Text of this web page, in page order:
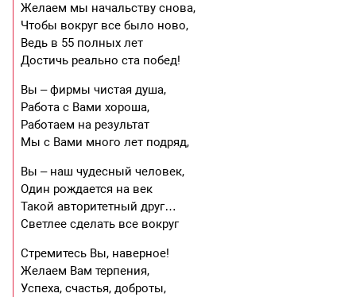
Желаем мы начальству снова,
Чтобы вокруг все было ново,
Ведь в 55 полных лет
Достичь реально ста побед!
Вы – фирмы чистая душа,
Работа с Вами хороша,
Работаем на результат
Мы с Вами много лет подряд,
Вы – наш чудесный человек,
Один рождается на век
Такой авторитетный друг…
Светлее сделать все вокруг
Стремитесь Вы, наверное!
Желаем Вам терпения,
Успеха, счастья, доброты,